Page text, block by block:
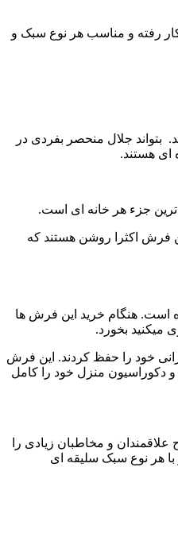
رفته و مناسب هر نوع سبک و
بتواند جلال منحصر بفردی در
ای هستند.
جزء هر خانه ای است.
فرش اکثرا روشن هستند که
است. هنگام خرید این فرش ها
میکنید بخورد.
خود را حفظ کردند. این فرش
دکوراسیون منزل خود را کامل
و مخاطبان زیادی را
هر نوع سبک سلیقه ای